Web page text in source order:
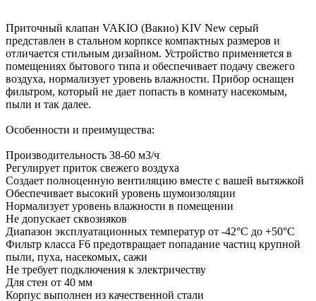
Приточный клапан VAKIO (Вакио) KIV New серый
представлен в стальном корпксе компактных размеров и
отличается стильным дизайном. Устройство применяется в
помещениях бытового типа и обеспечивает подачу свежего
воздуха, нормализует уровень влажности. Прибор оснащен
фильтром, который не дает попасть в комнату насекомым,
пыли и так далее.
Особенности и преимущества:
Производительность 38-60 м3/ч
Регулирует приток свежего воздуха
Создает полноценную вентиляцию вместе с вашей вытяжкой
Обеспечивает высокий уровень шумоизоляции
Нормализует уровень влажности в помещении
Не допускает сквозняков
Диапазон эксплуатационных температур от -42°С до +50°С
Фильтр класса F6 предотвращает попадание частиц крупной
пыли, пуха, насекомых, сажи
Не требует подключения к электричеству
Для стен от 40 мм
Корпус выполнен из качественной стали